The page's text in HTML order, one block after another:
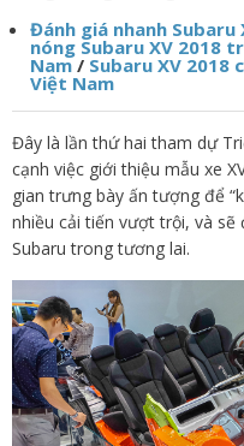
Đánh giá nhanh Subaru
nóng Subaru XV 2018
Nam/ Subaru XV
Việt Nam
Đây là lần thứ hai tham dự
cạnh việc giới thiệu mẫu xe
gian trưng bày ấn tượng để
nhiều cải tiến vượt trội, và
Subaru trong tương lai.